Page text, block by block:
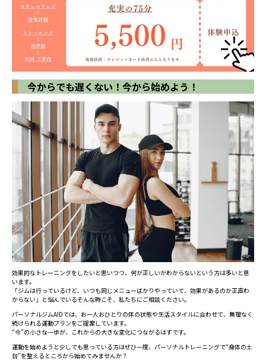
今からでも遅くない！今から始めよう！
効果的なトレーニングをしたいと思いつつ、何が正しいかわからないという方は多いと思
います。
「ジムは行っているけど、いつも同じメニューばかりやっていて、効果があるのか正直わ
からない」と悩んでいるそんな時こそ、私たちにご相談ください。
パーソナルジムAIDでは、お一人おひとりの体の状態や生活スタイルに合わせて、無理なく
続けられる運動プランをご提案しています。
“今”の小さな一歩が、これからの大きな変化につながるはずです。
運動を始めようと少しでも思っている方はぜひ一度、パーソナルトレーニングで“身体の土
台”を整えるところから始めてみませんか？